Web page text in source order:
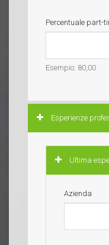
Percentuale part-
Esempio: 80,00
Nascondi
Esperienze
Nascondi
Ultima
Azienda